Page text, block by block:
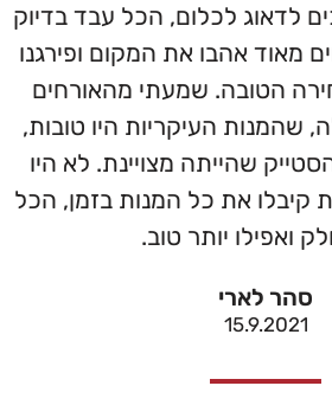
לדאוג לכלום, הכל עבד בדיוק
מאוד אהבו את המקום ופירגנו
הטובה. שמעתי מהאורחים
שהמנות העיקריות היו טובות,
שהייתה מצויינת. לא היו
קיבלו את כל המנות בזמן, הכל
ואפילו יותר טוב.
סהר לארי
15.9.2021